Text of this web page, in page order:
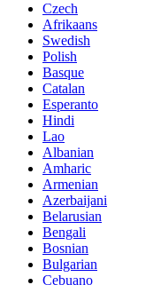
Czech
Afrikaans
Swedish
Polish
Basque
Catalan
Esperanto
Hindi
Lao
Albanian
Amharic
Armenian
Azerbaijani
Belarusian
Bengali
Bosnian
Bulgarian
Cebuano